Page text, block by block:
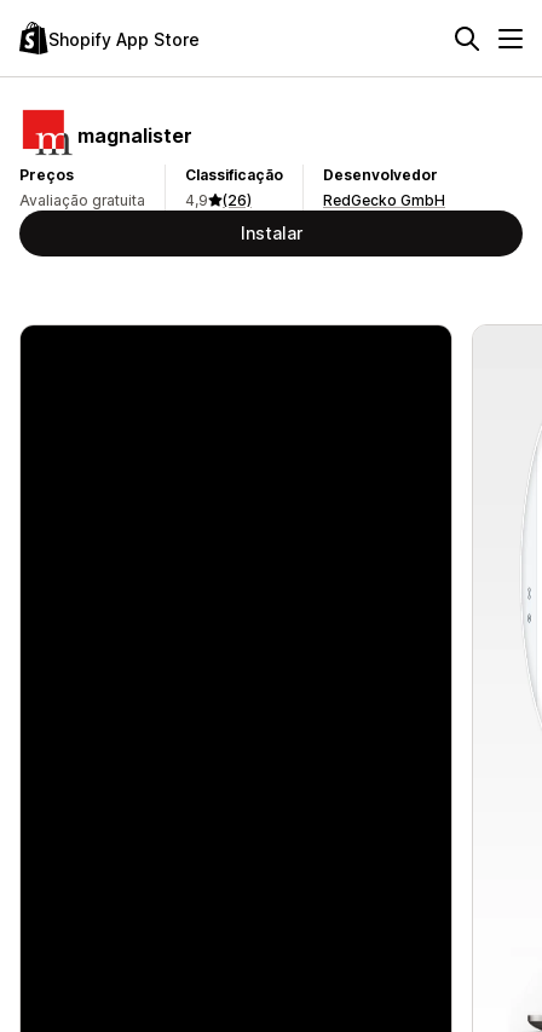
Shopify App Store
magnalister
Preços
Avaliação gratuita
Classificação
4,9
(26)
Desenvolvedor
RedGecko GmbH
Instalar